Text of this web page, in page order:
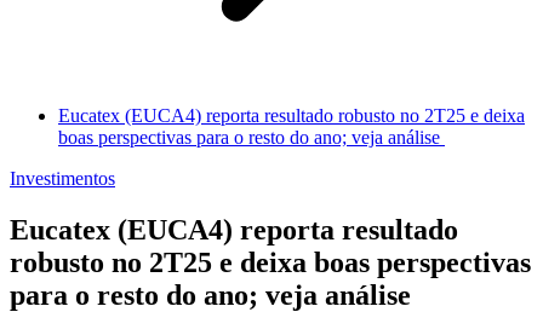
Eucatex (EUCA4) reporta resultado robusto no 2T25 e deixa
boas perspectivas para o resto do ano; veja análise
Investimentos
Eucatex (EUCA4) reporta resultado
robusto no 2T25 e deixa boas perspectivas
para o resto do ano; veja análise